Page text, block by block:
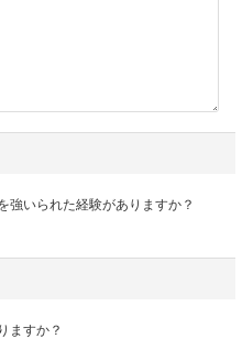
強いられた経験がありますか？
ますか？